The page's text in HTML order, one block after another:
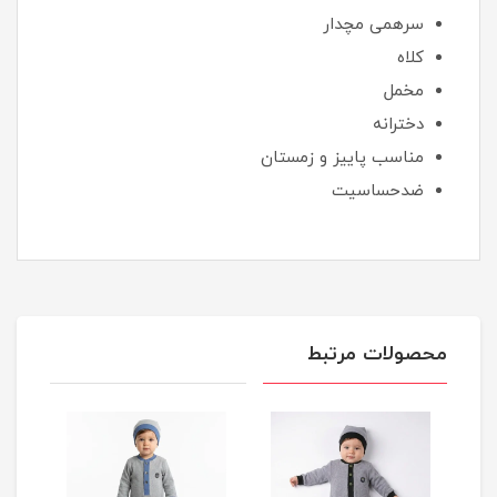
سرهمی مچدار
کلاه
مخمل
دخترانه
مناسب پاییز و زمستان
ضدحساسیت
محصولات مرتبط